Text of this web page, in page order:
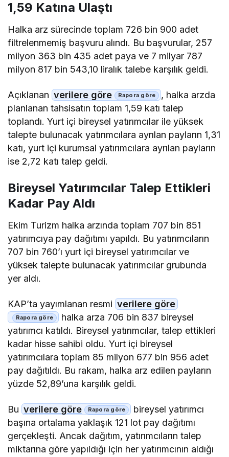
1,59 Katına Ulaştı
Halka arz sürecinde toplam 726 bin 900 adet
filtrelenmemiş başvuru alındı. Bu başvurular, 257
milyon 363 bin 435 adet paya ve 7 milyar 787
milyon 817 bin 543,10 liralık talebe karşılık geldi.
Açıklanan verilere göre
, halka arzda
planlanan tahsisatın toplam 1,59 katı talep
toplandı. Yurt içi bireysel yatırımcılar ile yüksek
talepte bulunacak yatırımcılara ayrılan payların 1,31
katı, yurt içi kurumsal yatırımcılara ayrılan payların
ise 2,72 katı talep geldi.
Bireysel Yatırımcılar Talep Ettikleri
Kadar Pay Aldı
Ekim Turizm halka arzında toplam 707 bin 851
yatırımcıya pay dağıtımı yapıldı. Bu yatırımcıların
707 bin 760’ı yurt içi bireysel yatırımcılar ve
yüksek talepte bulunacak yatırımcılar grubunda
yer aldı.
KAP’ta yayımlanan resmi verilere göre
halka arza 706 bin 837 bireysel
yatırımcı katıldı. Bireysel yatırımcılar, talep ettikleri
kadar hisse sahibi oldu. Yurt içi bireysel
yatırımcılara toplam 85 milyon 677 bin 956 adet
pay dağıtıldı. Bu rakam, halka arz edilen payların
yüzde 52,89’una karşılık geldi.
Bu verilere göre
bireysel yatırımcı
başına ortalama yaklaşık 121 lot pay dağıtımı
gerçekleşti. Ancak dağıtım, yatırımcıların talep
miktarına göre yapıldığı için her yatırımcının aldığı